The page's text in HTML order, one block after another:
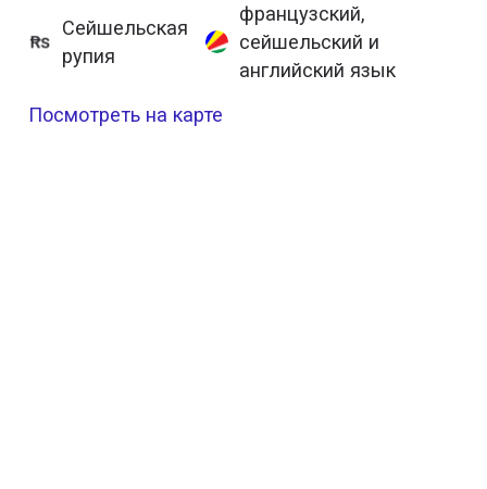
Сейшельская
рупия
французский,
сейшельский и
английский язык
Посмотреть на карте